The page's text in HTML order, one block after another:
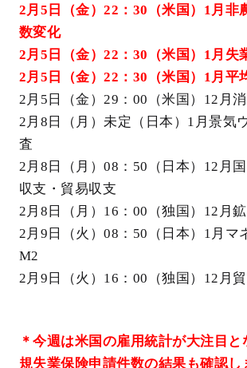
2月5日（金）22：30（米国）1月非
数変化
2月5日（金）22：30（米国）1月失
2月5日（金）22：30（米国）1月平
2月5日（金）29：00（米国）12月
2月8日（月）未定（日本）1月景気
査
2月8日（月）08：50（日本）12月
収支・貿易収支
2月8日（月）16：00（独国）12月
2月9日（火）08：50（日本）1月マ
M2
2月9日（火）16：00（独国）12月
＊今週は米国の雇用統計が大注目
規失業保険申請件数の結果も確認し